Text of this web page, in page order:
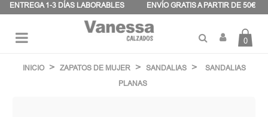
ENTREGA 1-3 DÍAS LABORABLES ENVÍO GRATIS A PARTIR DE 50€
de
palanca
0
INICIO ZAPATOS DE MUJER SANDALIAS
SANDALIAS
PLANAS
Panel de gestión de cookies